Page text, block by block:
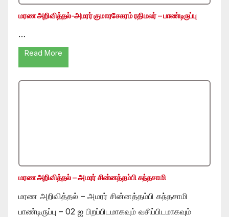
மரண அறிவித்தல்-அமரர் குமாரசேகரம் ரதிமலர் – பாண்டிருப்பு
…
Read More
மரண அறிவித்தல் – அமரர் சின்னத்தம்பி கந்தசாமி
மரண அறிவித்தல் – அமரர் சின்னத்தம்பி கந்தசாமி
பாண்டிருப்பு – 02 ஐ பிறப்பிடமாகவும் வசிப்பிடமாகவும்